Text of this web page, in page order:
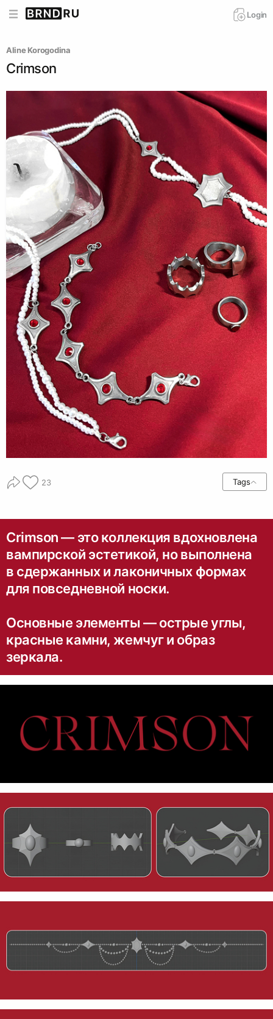
Login
Aline Korogodina
Crimson
23 Tags
Crimson — это коллекция вдохновлена
вампирской эстетикой, но выполнена
в сдержанных и лаконичных формах
для повседневной носки.
Основные элементы — острые углы,
красные камни, жемчуг и образ
зеркала.